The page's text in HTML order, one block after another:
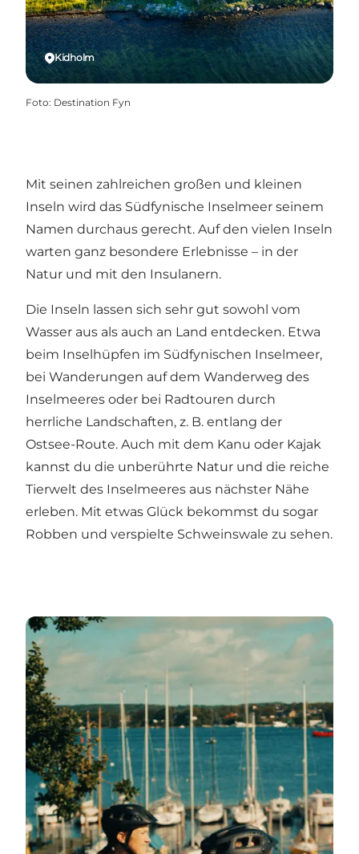
Kidholm
Foto: Destination Fyn
Mit seinen zahlreichen großen und kleinen
Inseln wird das Südfynische Inselmeer seinem
Namen durchaus gerecht. Auf den vielen Inseln
warten ganz besondere Erlebnisse – in der
Natur und mit den Insulanern.
Die Inseln lassen sich sehr gut sowohl vom
Wasser aus als auch an Land entdecken. Etwa
beim Inselhüpfen im Südfynischen Inselmeer,
bei Wanderungen auf dem Wanderweg des
Inselmeeres oder bei Radtouren durch
herrliche Landschaften, z. B. entlang der
Ostsee-Route. Auch mit dem Kanu oder Kajak
kannst du die unberührte Natur und die reiche
Tierwelt des Inselmeeres aus nächster Nähe
erleben. Mit etwas Glück bekommst du sogar
Robben und verspielte Schweinswale zu sehen.